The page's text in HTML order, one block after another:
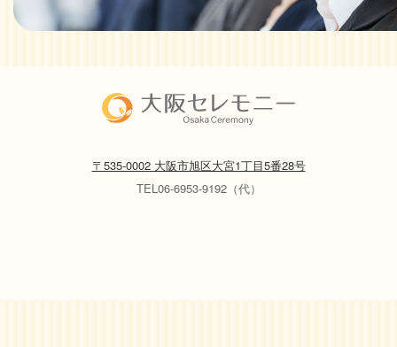
〒535-0002 大阪市旭区大宮1丁目5番28号
TEL06-6953-9192（代）